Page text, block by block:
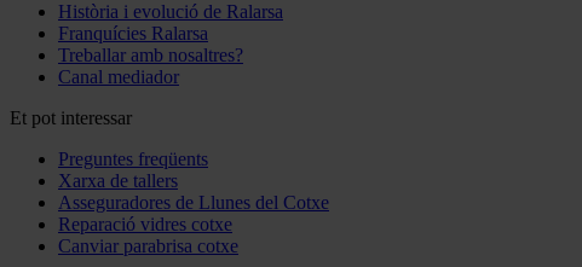
Història i evolució de Ralarsa
Franquícies Ralarsa
Treballar amb nosaltres?
Canal mediador
Et pot interessar
Preguntes freqüents
Xarxa de tallers
Asseguradores de Llunes del Cotxe
Reparació vidres cotxe
Canviar parabrisa cotxe